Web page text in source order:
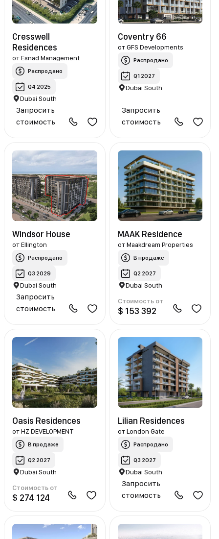
Cresswell
Residences
отEsnad Management
Распродано
Q4 2025
Dubai South
Запросить
стоимость
Coventry 66
от GFS Developments
Распродано
Q1 2027
Dubai South
Запросить
стоимость
Windsor House
отEllington
Распродано
Q3 2029
Dubai South
Запросить
стоимость
MAAK Residence
от Maakdream Properties
В продаже
Q2 2027
Dubai South
Стоимость от
$ 153 392
Oasis Residences
отHZ DEVELOPMENT
В продаже
Q2 2027
Dubai South
Стоимость от
$ 274 124
Lilian Residences
от London Gate
Распродано
Q3 2027
Dubai South
Запросить
стоимость